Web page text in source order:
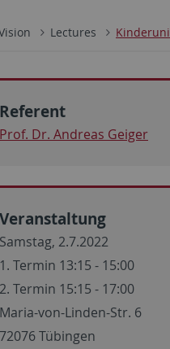
Lectures Kinderuni
Referent
Prof. Dr. Andreas Geiger
Veranstaltung
Samstag, 2.7.2022
1. Termin 13:15 - 15:00
2. Termin 15:15 - 17:00
Maria-von-Linden-Str. 6
72076 Tübingen